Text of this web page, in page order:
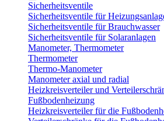
Sicherheitsventile
Sicherheitsventile für
Sicherheitsventile für Brauchwasser
Sicherheitsventile für Solaranlagen
Manometer, Thermometer
Thermometer
Thermo-Manometer
Manometer axial und radial
Heizkreisverteiler und
Fußbodenheizung
Heizkreisverteiler für die